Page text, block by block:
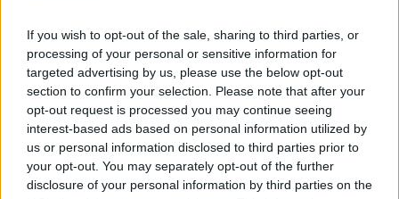
If you wish to opt-out of the sale, sharing to third parties, or
processing of your personal or sensitive information for
targeted advertising by us, please use the below opt-out
section to confirm your selection. Please note that after your
opt-out request is processed you may continue seeing
interest-based ads based on personal information utilized by
us or personal information disclosed to third parties prior to
your opt-out. You may separately opt-out of the further
disclosure of your personal information by third parties on the